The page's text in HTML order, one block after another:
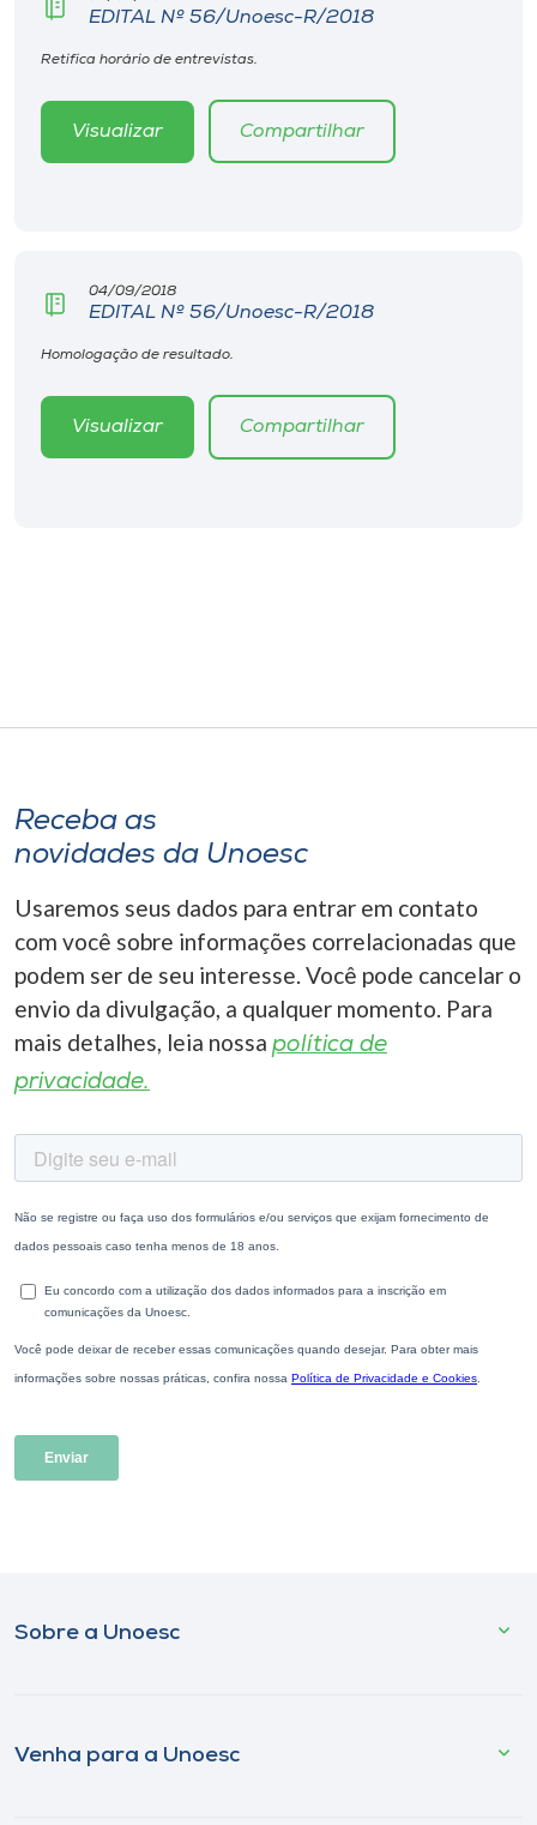
EDITAL Nº 56/Unoesc-R/2018
Retifica horário de entrevistas.
Visualizar Compartilhar
04/09/2018
EDITAL Nº 56/Unoesc-R/2018
Homologação de resultado.
Visualizar Compartilhar
Receba as
novidades da Unoesc
Usaremos seus dados para entrar em contato
com você sobre informações correlacionadas que
podem ser de seu interesse. Você pode cancelar o
envio da divulgação, a qualquer momento. Para
mais detalhes, leia nossa política de
privacidade.
Sobre a Unoesc
Venha para a Unoesc